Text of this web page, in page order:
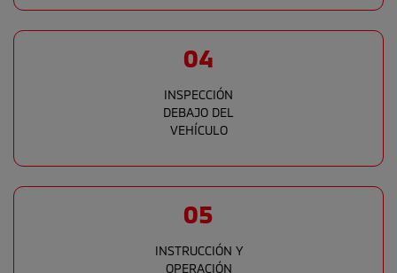
04
INSPECCIÓN
DEBAJO DEL
VEHÍCULO
05
INSTRUCCIÓN Y
OPERACIÓN